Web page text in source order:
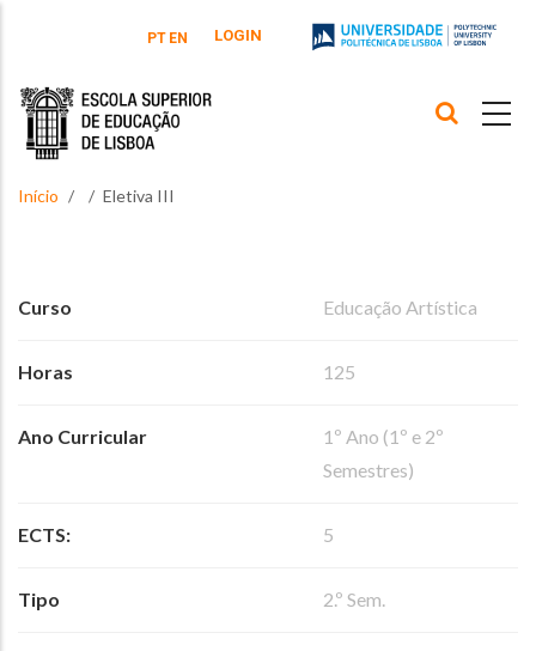
PT EN LOGIN
Início Eletiva III
Curso Educação Artística
Horas 125
Ano Curricular
1º Ano (1º e 2º
Semestres)
ECTS: 5
Tipo 2.º Sem.